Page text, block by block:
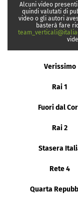
Alcuni video
quindi valutati di
video o gli autori
basterà fare
Verissimo
Rai 1
Fuori dal
Rai 2
Stasera
Rete 4
Quarta